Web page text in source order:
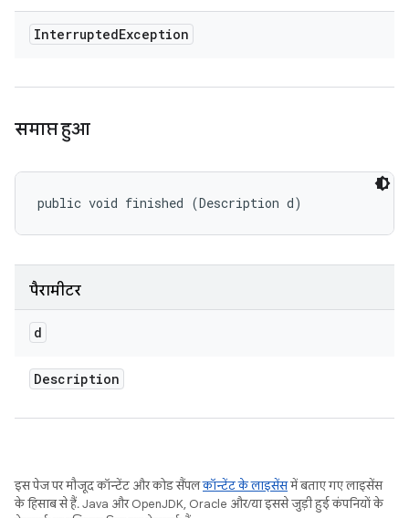
InterruptedException
समाप्त हुआ
public void finished (Description d)
पैरामीटर
d
Description
इस पेज पर मौजूद कॉन्टेंट और कोड सैंपलकॉन्टेंट के लाइसेंसमें बताए गए लाइसेंस
के हिसाब से हैं. Java और OpenJDK, Oracle और/या इससे जुड़ी हुई कंपनियों के